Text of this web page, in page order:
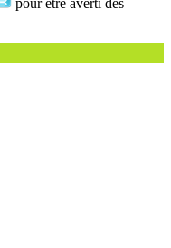
pour être averti des